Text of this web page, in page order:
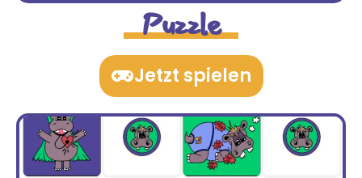
Puzzle
Jetzt spielen